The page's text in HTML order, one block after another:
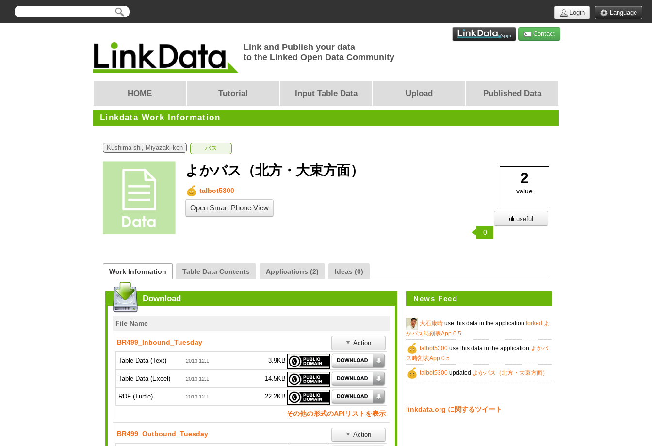
Language
Login
Contact
Link and Publish your data
to the Linked Open Data Community
HOME Tutorial Input Table Data Upload Published Data
Linkdata Work Information
Kushima-shi, Miyazaki-ken バス
よかバス（北方・大束方面）
talbot5300
Open Smart Phone View
2
value
useful
0
Work Information Table Data Contents Applications (2) Ideas (0)
Download
File Name
BR499_Inbound_Tuesday Action
Table Data (Text) 2013.12.1 3.9KB
Table Data (Excel) 2013.12.1 14.5KB
RDF (Turtle) 2013.12.1 22.2KB
その他の形式のAPIリストを表示
BR499_Outbound_Tuesday Action
News Feed
大石康晴 use this data in the application forked:よ
かバス時刻表App 0.5
talbot5300 use this data in the application よかバ
ス時刻表App 0.5
talbot5300 updated よかバス（北方・大束方面）
linkdata.org に関するツイート